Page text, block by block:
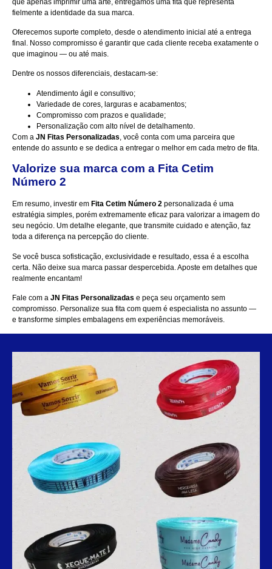
fielmente a identidade da sua marca.
Oferecemos suporte completo, desde o atendimento inicial até a entrega
final. Nosso compromisso é garantir que cada cliente receba exatamente o
que imaginou — ou até mais.
Dentre os nossos diferenciais, destacam-se:
Atendimento ágil e consultivo;
Variedade de cores, larguras e acabamentos;
Compromisso com prazos e qualidade;
Personalização com alto nível de detalhamento.
Com a JN Fitas Personalizadas , você conta com uma parceira que
entende do assunto e se dedica a entregar o melhor em cada metro de fita.
Valorize sua marca com a Fita Cetim
Número 2
Em resumo, investir em Fita Cetim Número 2 personalizada é uma
estratégia simples, porém extremamente eficaz para valorizar a imagem do
seu negócio. Um detalhe elegante, que transmite cuidado e atenção, faz
toda a diferença na percepção do cliente.
Se você busca sofisticação, exclusividade e resultado, essa é a escolha
certa. Não deixe sua marca passar despercebida. Aposte em detalhes que
realmente encantam!
Fale com a JN Fitas Personalizadas e peça seu orçamento sem
compromisso. Personalize sua fita com quem é especialista no assunto —
e transforme simples embalagens em experiências memoráveis.